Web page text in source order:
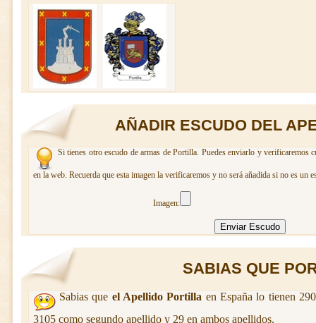
AÑADIR ESCUDO DEL
Si tienes otro escudo de armas de Portilla. Puedes enviarlo y verificaremos
en la web. Recuerda que esta imagen la verificaremos y no será añadida si no es un
Imagen:
SABIAS QUE
Sabias que el Apellido Portilla en España lo tienen
3105 como segundo apellido y 29 en ambos apellidos.